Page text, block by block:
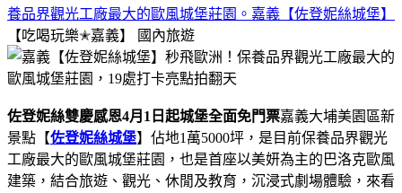
養品界觀光工廠最大的歐風城堡莊園。嘉義【佐登妮絲城堡】
【吃喝玩樂✭嘉義】
國內旅遊
佐登妮絲雙慶感恩4月1日起城堡全面免門票嘉義大埔美園區新
景點【佐登妮絲城堡】佔地1萬5000坪，是目前保養品界觀光
工廠最大的歐風城堡莊園，也是首座以美妍為主的巴洛克歐風
建築，結合旅遊、觀光、休閒及教育，沉浸式劇場體驗，來看